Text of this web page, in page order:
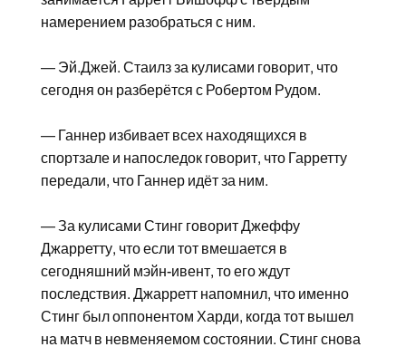
намерением разобраться с ним.
— Эй.Джей. Стаилз за кулисами говорит, что
сегодня он разберётся с Робертом Рудом.
— Ганнер избивает всех находящихся в
спортзале и напоследок говорит, что Гарретту
передали, что Ганнер идёт за ним.
— За кулисами Стинг говорит Джеффу
Джарретту, что если тот вмешается в
сегодняшний мэйн-ивент, то его ждут
последствия. Джарретт напомнил, что именно
Стинг был оппонентом Харди, когда тот вышел
на матч в невменяемом состоянии. Стинг снова